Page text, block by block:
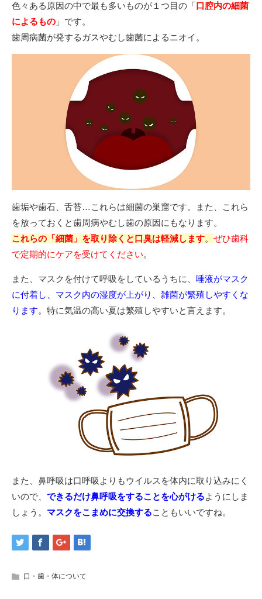
色々ある原因の中で最も多いものが１つ目の「口腔内の細菌
によるもの 」です。
歯周病菌が発するガスやむし歯菌によるニオイ。
歯垢や歯石、舌苔…これらは細菌の巣窟です。また、これら
を放っておくと歯周病やむし歯の原因にもなります。
これらの「細菌」を取り除くと口臭は軽減します。 ぜひ歯科
で定期的にケアを受けてください。
また、マスクを付けて呼吸をしているうちに、 唾液がマスク
に付着し、マスク内の湿度が上がり、雑菌が繁殖しやすくな
ります。特に気温の高い夏は繁殖しやすいと言えます。
また、鼻呼吸は口呼吸よりもウイルスを体内に取り込みにく
いので、 できるだけ鼻呼吸をすることを心がけるようにしま
しょう。 マスクをこまめに交換することもいいですね。
口・歯・体について